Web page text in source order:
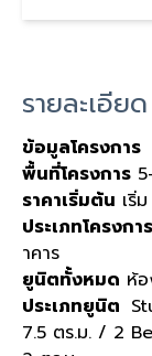
รายละเอียด
ข้อมูลโครงการ
พื้นที่โครงการ
ราคาเริ่มต้น เริ่
ประเภทโครงการ
าคาร
ยูนิตทั้งหมด ห้
ประเภทยูนิต
7.5 ตร.ม. / 2